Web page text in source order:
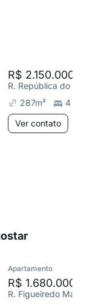
R$ 2.150.000
287m²
4
Ver contato
Apartamento
R$ 1.680.000